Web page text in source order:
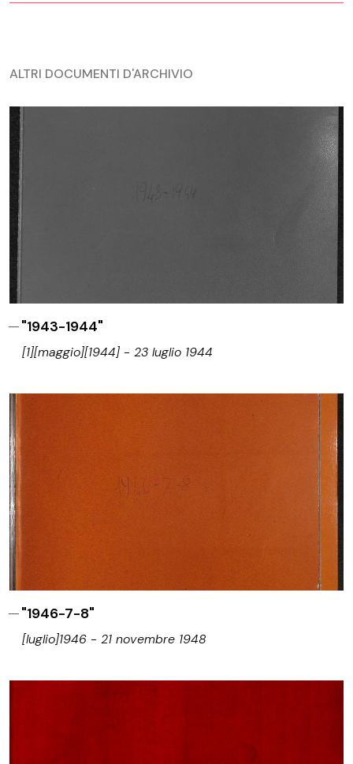
ALTRI DOCUMENTI D'ARCHIVIO
"1943-1944"
[1][maggio][1944] - 23 luglio 1944
"1946-7-8"
[luglio]1946 - 21 novembre 1948